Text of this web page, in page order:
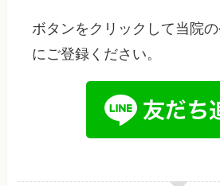
ボタンをクリックして当院
にご登録ください。